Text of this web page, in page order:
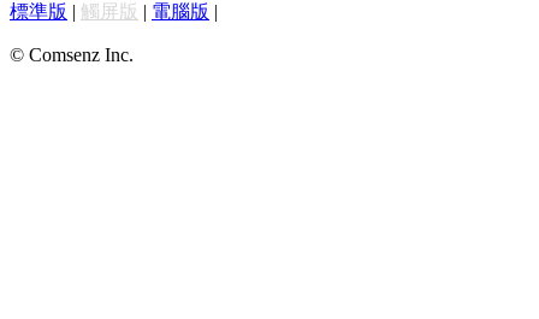
標準版 | 觸屏版 | 電腦版 |
© Comsenz Inc.